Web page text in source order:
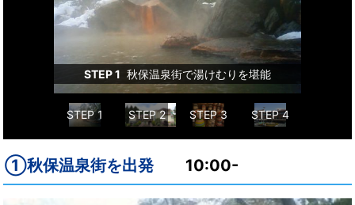
STEP 1 秋保温泉街で湯けむりを堪能
STEP 1 STEP 2 STEP 3 STEP 4
①秋保温泉街を出発 10:00-